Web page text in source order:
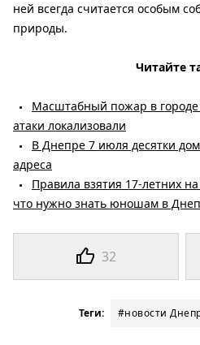
32
ней всегда считается особым
природы.
Читайте
Масштабный пожар в
атаки локализовали
В Днепре 7 июля десятки
адреса
Правила взятия 17-летних
что нужно знать юношам в
Теги: #новости